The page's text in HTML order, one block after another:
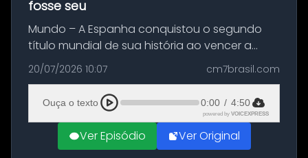
fosse seu
Mundo – A Espanha conquistou o segundo
título mundial de sua história ao vencer a
Argentina por 1 a 0, neste domingo (19), na
decisão da Copa do Mundo de 2026. Depois
de um duelo sem gols durante o te...
20/07/2026 10:07 cm7brasil.com
Ouça o texto 0:00 / 4:50
powered by VOICEXPRESS
Ver Episódio Ver Original